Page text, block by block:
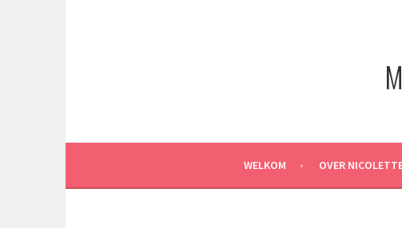
WELKOM OVER